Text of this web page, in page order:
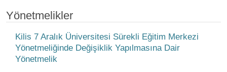
Yönetmelikler
Kilis 7 Aralık Üniversitesi Sürekli Eğitim Merkezi
Yönetmeliğinde Değişiklik Yapılmasına Dair
Yönetmelik